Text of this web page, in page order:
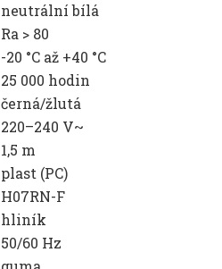
neutrální bílá
Ra > 80
-20 °C až +40 °C
25 000 hodin
černá/žlutá
220–240 V~
1,5 m
plast (PC)
H07RN-F
hliník
50/60 Hz